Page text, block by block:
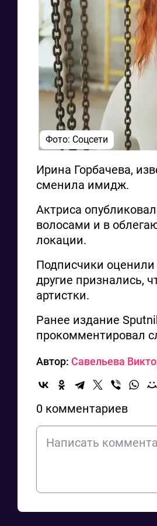
Фото: Соцсети
Ирина Горбачева,
сменила имидж.
Актриса
волосами и в
локации.
Подписчики
другие признались,
артистки.
Ранее издание
прокомментировал
Автор: Савельева
0 комментариев